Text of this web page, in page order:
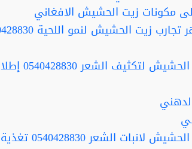
مكونات زيت الحشيش الافغاني
الحشيش لنمو اللحية 0540428830 بسرعة
ربما تفيدك
ربما تفيدك قراءة